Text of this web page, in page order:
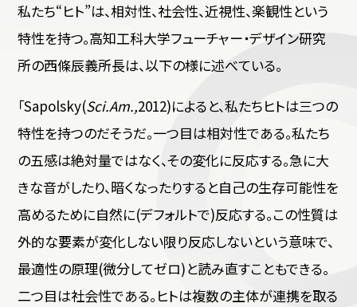
私たち“ヒト”は、相対性、社会性、近視性、楽観性という
特性を持つ。高知工科大学フューチャー・デザイン研究
所の西條辰義所長は、以下の様に述べている。
「Sapolsky(Sci.Am.,2012)によると、私たちヒトは三つの
特性を持つのだそうだ。一つ目は相対性である。私たち
の五感は絶対量ではなく、その変化に反応する。急に大
きな音がしたり、暗くなったりすると自己の生存可能性を
高めるために自然に(デフォルトで)反応する。この性質は
外的な要素が変化しない限り反応しないという意味で、
最適性の原理(微分してゼロ)と読み直すこともできる。
二つ目は社会性である。ヒトは複数の主体が連携を取る